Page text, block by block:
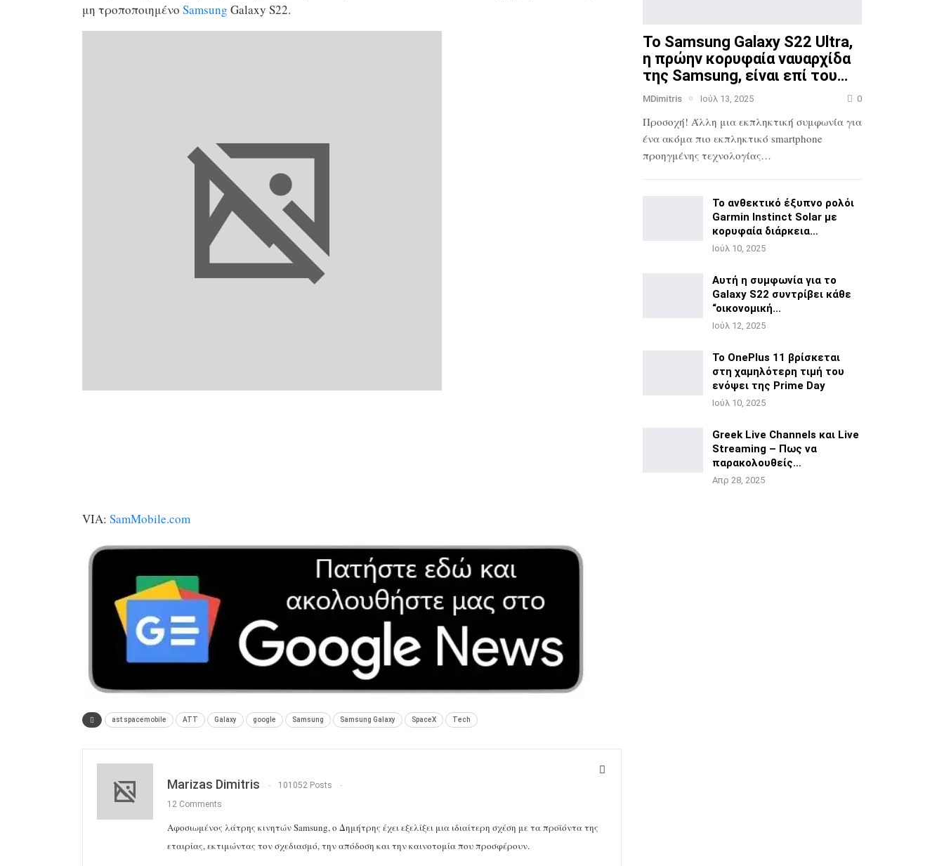
μη τροποποιημένο Samsung Galaxy S22.
VIA: SamMobile.com
ast spacemobile ATT Galaxy google Samsung Samsung Galaxy SpaceX Tech
Marizas Dimitris
101052 Posts
12 Comments
Αφοσιωμένος λάτρης κινητών Samsung, ο Δημήτρης έχει εξελίξει μια ιδιαίτερη σχέση με τα προϊόντα της
εταιρίας, εκτιμώντας τον σχεδιασμό, την απόδοση και την καινοτομία που προσφέρουν.
Το Samsung Galaxy S22 Ultra,
η πρώην κορυφαία ναυαρχίδα
της Samsung, είναι επί του…
MDimitris Ιούλ 13, 2025 0
Προσοχή! Άλλη μια εκπληκτική συμφωνία για
ένα ακόμα πιο εκπληκτικό smartphone
προηγμένης τεχνολογίας…
Το ανθεκτικό έξυπνο ρολόι
Garmin Instinct Solar με
κορυφαία διάρκεια…
Ιούλ 10, 2025
Αυτή η συμφωνία για το
Galaxy S22 συντρίβει κάθε
“οικονομική…
Ιούλ 12, 2025
Το OnePlus 11 βρίσκεται
στη χαμηλότερη τιμή του
ενόψει της Prime Day
Ιούλ 10, 2025
Greek Live Channels και Live
Streaming – Πως να
παρακολουθείς…
Απρ 28, 2025